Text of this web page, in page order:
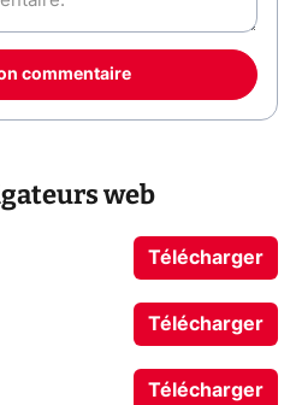
commentaire
web
Télécharger
Télécharger
Télécharger